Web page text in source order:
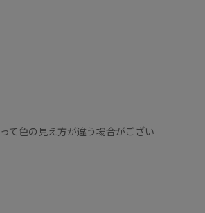
て色の見え方が違う場合がござい